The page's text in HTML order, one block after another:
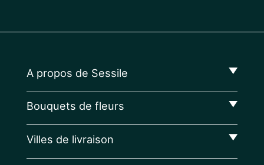
A propos de Sessile
Bouquets de fleurs
Villes de livraison